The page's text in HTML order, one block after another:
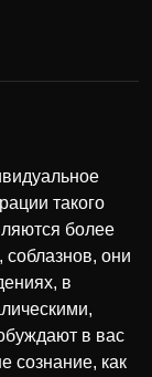
такого
более
они
в
в вас
сознание, как